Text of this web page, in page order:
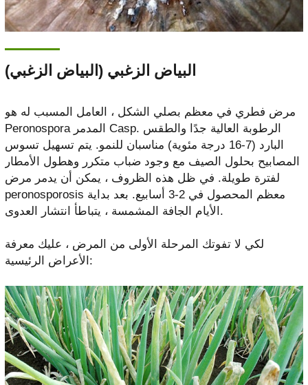
البياض الزغبي (البياض الزغبي)
مرض فطري في معظم بصلي الشكل ، العامل المسبب له هو
Peronospora المدمر Casp. الرطوبة العالية جدًا والطقس
البارد (7-16 درجة مئوية) مناسبان للنمو. يتم تسهيل تسوس
المصابيح بحلول الصيف مع وجود ضباب متكرر وهطول الأمطار
لفترة طويلة. في ظل هذه الظروف ، يمكن أن يدمر مرض
peronosporosis معظم المحصول في 2-3 أسابيع. بعد بداية
الأيام الجافة المشمسة ، يتباطأ انتشار العدوى.
لكي لا تفوتك المرحلة الأولى من المرض ، عليك معرفة
الأعراض الرئيسية: